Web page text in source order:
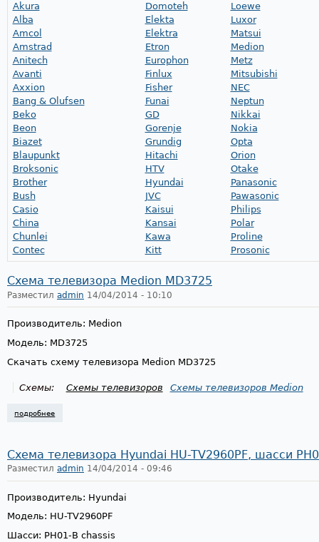
Akura
Alba
Amcol
Amstrad
Anitech
Avanti
Axxion
Bang & Olufsen
Beko
Beon
Biazet
Blaupunkt
Broksonic
Brother
Bush
Casio
China
Chunlei
Contec
Domoteh
Elekta
Elektra
Etron
Europhon
Finlux
Fisher
Funai
GD
Gorenje
Grundig
Hitachi
HTV
Hyundai
JVC
Kaisui
Kansai
Kawa
Kitt
Loewe
Luxor
Matsui
Medion
Metz
Mitsubishi
NEC
Neptun
Nikkai
Nokia
Opta
Orion
Otake
Panasonic
Pawasonic
Philips
Polar
Proline
Prosonic
Схема телевизора Medion MD3725
Разместил admin 14/04/2014 - 10:10
Производитель: Medion
Модель: MD3725
Скачать схему телевизора Medion MD3725
Схемы: Схемы телевизоров Схемы телевизоров Medion
подробнее
Схема телевизора Hyundai HU-TV2960PF, шасси
Разместил admin 14/04/2014 - 09:46
Производитель: Hyundai
Модель: HU-TV2960PF
Шасси: PH01-B chassis